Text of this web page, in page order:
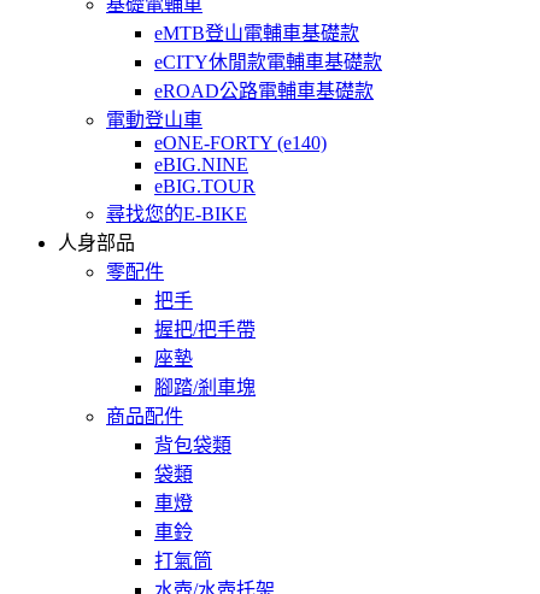
基礎電輔車
eMTB登山電輔車基礎款
eCITY休閒款電輔車基礎款
eROAD公路電輔車基礎款
電動登山車
eONE-FORTY (e140)
eBIG.NINE
eBIG.TOUR
尋找您的E-BIKE
人身部品
零配件
把手
握把/把手帶
座墊
腳踏/剎車塊
商品配件
背包袋類
袋類
車燈
車鈴
打氣筒
水壺/水壺托架